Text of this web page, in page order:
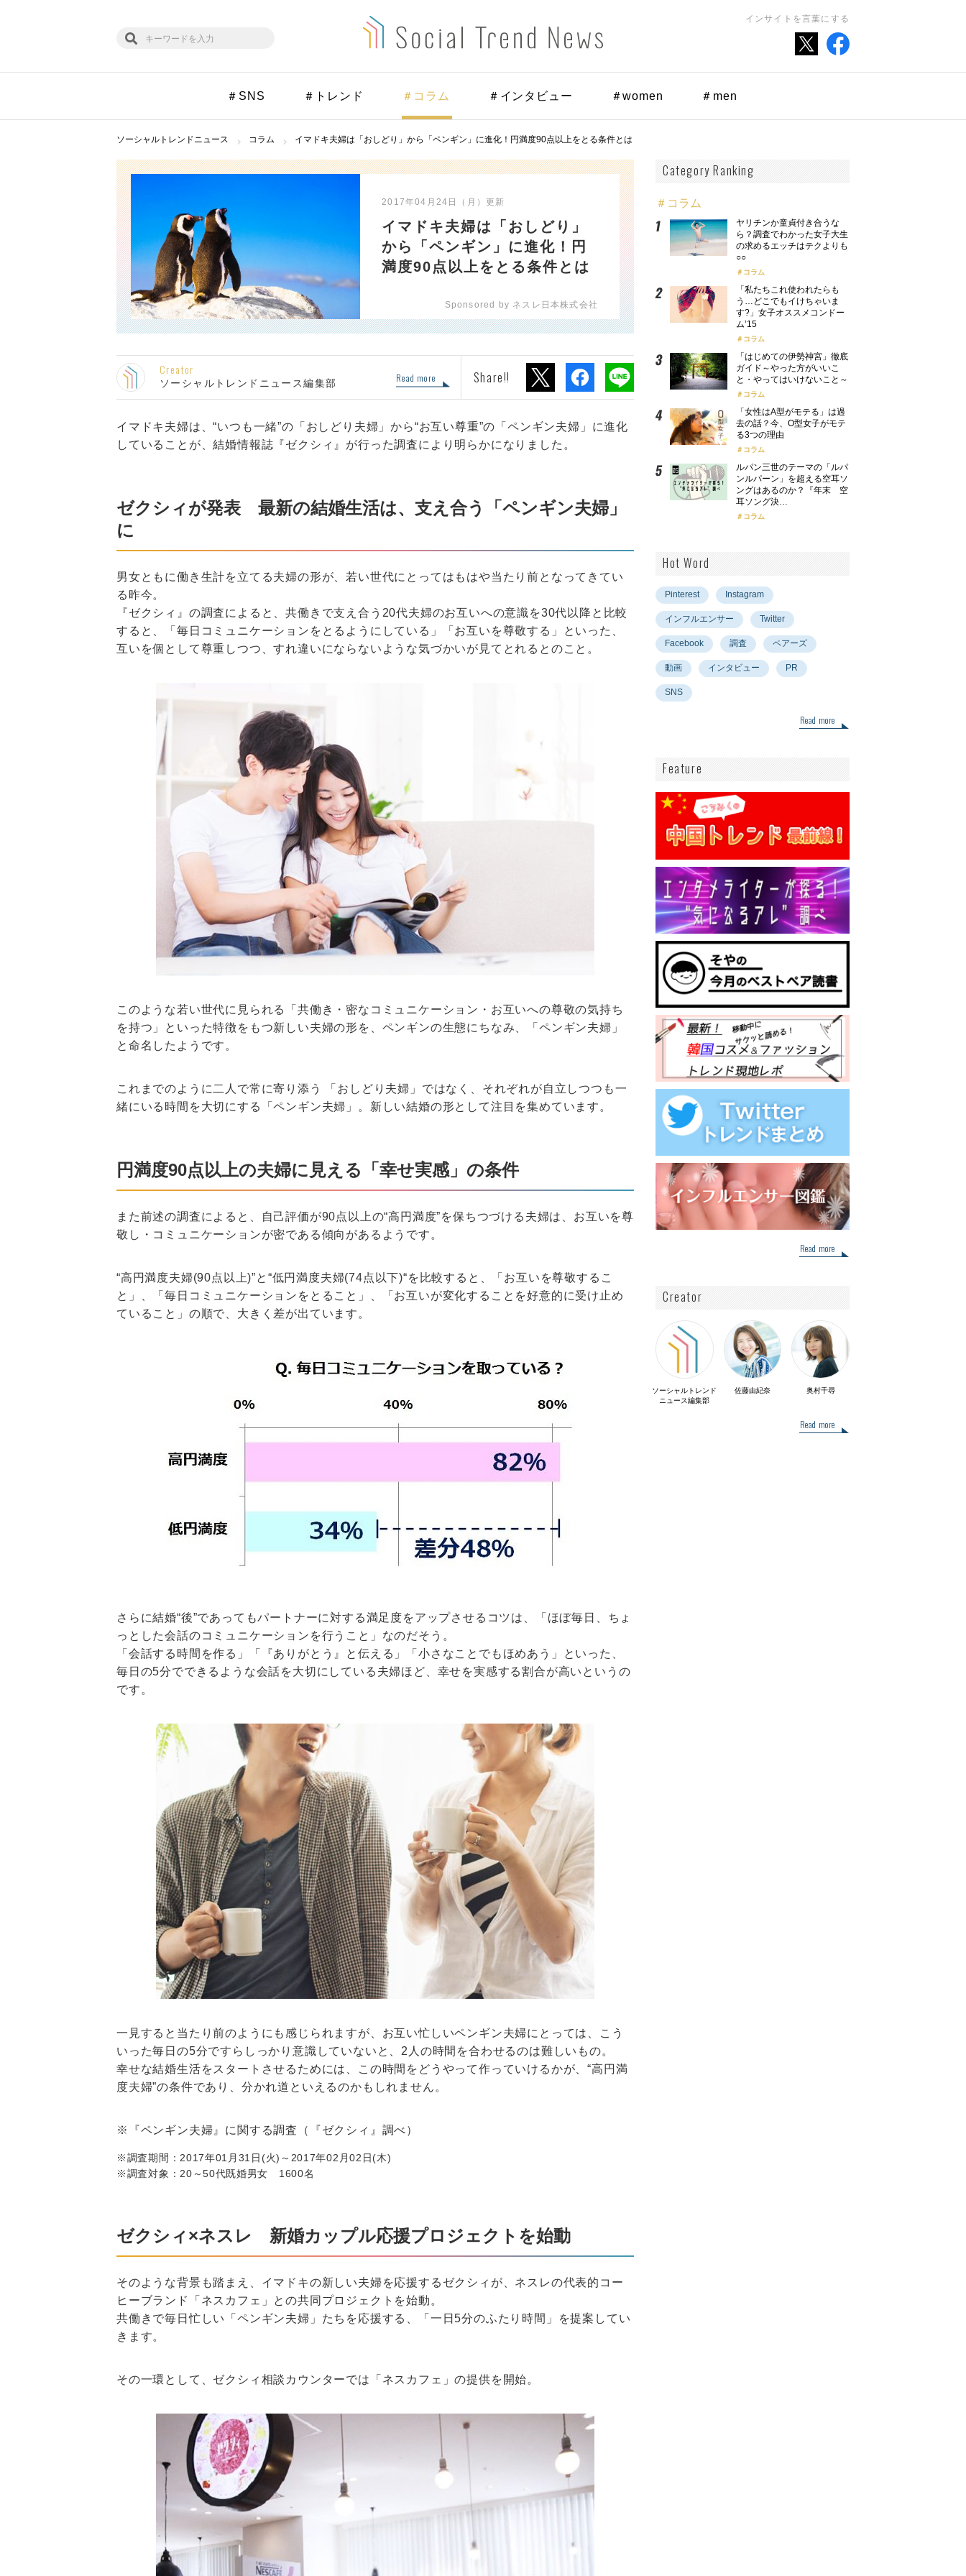
インサイトを言葉にする
＃SNS ＃トレンド ＃コラム ＃インタビュー ＃women ＃men
ソーシャルトレンドニュース コラム イマドキ夫婦は「おしどり」から「ペンギン」に進化！円満度90点以上をとる条件とは
2017年04月24日（月）更新
イマドキ夫婦は「おしどり」
から「ペンギン」に進化！円
満度90点以上をとる条件とは
Sponsored by ネスレ日本株式会社
Creator
ソーシャルトレンドニュース編集部 Read more Share!!
イマドキ夫婦は、“いつも一緒”の「おしどり夫婦」から“お互い尊重”の「ペンギン夫婦」に進化
していることが、結婚情報誌『ゼクシィ』が行った調査により明らかになりました。
ゼクシィが発表 最新の結婚生活は、支え合う「ペンギン夫婦」
に
男女ともに働き生計を立てる夫婦の形が、若い世代にとってはもはや当たり前となってきてい
る昨今。
『ゼクシィ』の調査によると、共働きで支え合う20代夫婦のお互いへの意識を30代以降と比較
すると、「毎日コミュニケーションをとるようにしている」「お互いを尊敬する」といった、
互いを個として尊重しつつ、すれ違いにならないような気づかいが見てとれるとのこと。
このような若い世代に見られる「共働き・密なコミュニケーション・お互いへの尊敬の気持ち
を持つ」といった特徴をもつ新しい夫婦の形を、ペンギンの生態にちなみ、「ペンギン夫婦」
と命名したようです。
これまでのように二人で常に寄り添う 「おしどり夫婦」ではなく、それぞれが自立しつつも一
緒にいる時間を大切にする「ペンギン夫婦」。新しい結婚の形として注目を集めています。
円満度90点以上の夫婦に見える「幸せ実感」の条件
また前述の調査によると、自己評価が90点以上の“高円満度”を保ちつづける夫婦は、お互いを尊
敬し・コミュニケーションが密である傾向があるようです。
“高円満度夫婦(90点以上)”と“低円満度夫婦(74点以下)“を比較すると、「お互いを尊敬するこ
と」、「毎日コミュニケーションをとること」、「お互いが変化することを好意的に受け止め
ていること」の順で、大きく差が出ています。
さらに結婚“後”であってもパートナーに対する満足度をアップさせるコツは、「ほぼ毎日、ちょ
っとした会話のコミュニケーションを行うこと」なのだそう。
「会話する時間を作る」「『ありがとう』と伝える」「小さなことでもほめあう」といった、
毎日の5分でできるような会話を大切にしている夫婦ほど、幸せを実感する割合が高いというの
です。
一見すると当たり前のようにも感じられますが、お互い忙しいペンギン夫婦にとっては、こう
いった毎日の5分ですらしっかり意識していないと、2人の時間を合わせるのは難しいもの。
幸せな結婚生活をスタートさせるためには、この時間をどうやって作っていけるかが、“高円満
度夫婦”の条件であり、分かれ道といえるのかもしれません。
※『ペンギン夫婦』に関する調査（『ゼクシィ』調べ）
※調査期間：2017年01月31日(火)～2017年02月02日(木)
※調査対象：20～50代既婚男女 1600名
ゼクシィ×ネスレ 新婚カップル応援プロジェクトを始動
そのような背景も踏まえ、イマドキの新しい夫婦を応援するゼクシィが、ネスレの代表的コー
ヒーブランド「ネスカフェ」との共同プロジェクトを始動。
共働きで毎日忙しい「ペンギン夫婦」たちを応援する、「一日5分のふたり時間」を提案してい
きます。
その一環として、ゼクシィ相談カウンターでは「ネスカフェ」の提供を開始。
Category Ranking
＃コラム
ヤリチンか童貞付き合うな
ら？調査でわかった女子大生
の求めるエッチはテクよりも
○○
コラム
「私たちこれ使われたらも
う…どこでもイけちゃいま
す?」女子オススメコンドー
ム’15
コラム
「はじめての伊勢神宮」徹底
ガイド～やった方がいいこ
と・やってはいけないこと～
コラム
「女性はA型がモテる」は過
去の話？今、O型女子がモテ
る3つの理由
コラム
ルパン三世のテーマの「ルパ
ンルパーン」を超える空耳ソ
ングはあるのか？『年末 空
耳ソング決…
コラム
Hot Word
Pinterest Instagram
インフルエンサー Twitter
Facebook 調査 ペアーズ
動画 インタビュー PR
SNS
Read more
Feature
Read more
Creator
ソーシャルトレンド
ニュース編集部
佐藤由紀奈 奥村千尋
Read more